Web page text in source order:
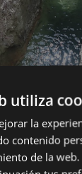
utiliza
la
contenido
de la web.